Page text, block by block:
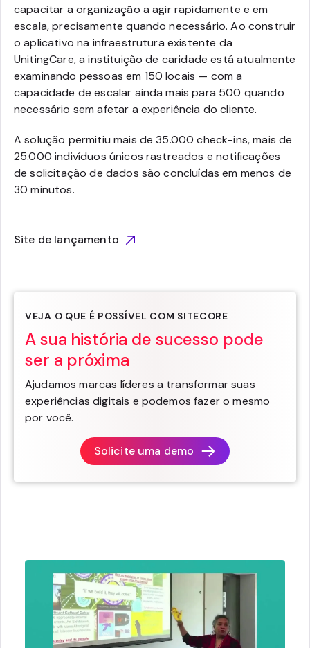
capacitar a organização a agir rapidamente e em
escala, precisamente quando necessário. Ao construir
o aplicativo na infraestrutura existente da
UnitingCare, a instituição de caridade está atualmente
examinando pessoas em 150 locais — com a
capacidade de escalar ainda mais para 500 quando
necessário sem afetar a experiência do cliente.
A solução permitiu mais de 35.000 check-ins, mais de
25.000 indivíduos únicos rastreados e notificações
de solicitação de dados são concluídas em menos de
30 minutos.
Site de lançamento
VEJA O QUE É POSSÍVEL COM SITECORE
A sua história de sucesso pode
ser a próxima
Ajudamos marcas líderes a transformar suas
experiências digitais e podemos fazer o mesmo
por você.
Solicite uma demo